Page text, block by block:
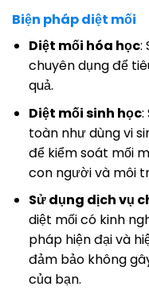
Biện pháp diệt mối
Diệt mối hóa học:
chuyên dụng để
quả.
Diệt mối sinh học:
toàn như dùng vi
để kiểm soát mối
con người và môi
Sử dụng dịch vụ
diệt mối có kinh
pháp hiện đại và
đảm bảo không
của bạn.